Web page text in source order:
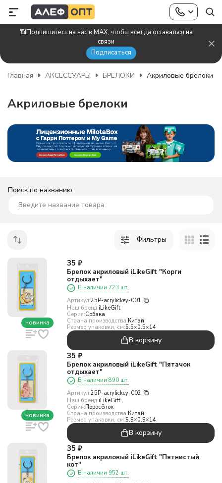
📶Подпишитесь на нас в MAX, чтобы всегда оставаться на
связи
Подписаться
Главная АКСЕССУАРЫ БРЕЛОКИ Акриловые брелоки
Акриловые брелоки
Поиск по названию
Фильтры
новинка
35 ₽
Брелок акриловый iLikeGift "Корги
отдыхает"
В наличии 723 шт.
Артикул:25P-acrylickey-001
Наш бренд:iLikeGift
Серия:Собака
Страна производства:Китай
Размер упаковки, см:5.5×0.5×14
В корзину
новинка
35 ₽
Брелок акриловый iLikeGift "Пятачок
отдыхает"
В наличии 890 шт.
Артикул:25P-acrylickey-002
Наш бренд:iLikeGift
Серия:Поросёнок
Страна производства:Китай
Размер упаковки, см:5.5×0.5×14
В корзину
35 ₽
Брелок акриловый iLikeGift "Пятнистый
кот"
В наличии 952 шт.